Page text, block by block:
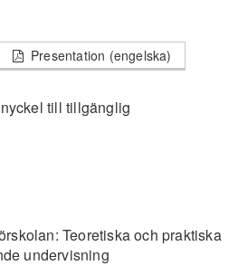
Presentation (engelska)
till tillgänglig
Teoretiska och praktiska
undervisning